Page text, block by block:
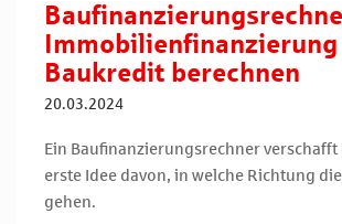
Immobilienfinanzierung
Baukredit berechnen
20.03.2024
Ein Baufinanzierungsrechner verschafft
erste Idee davon, in welche Richtung
gehen.